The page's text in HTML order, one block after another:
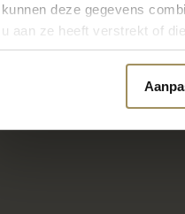
kunnen deze gegevens
u aan ze heeft verstrekt of
van uw gebruik van hun